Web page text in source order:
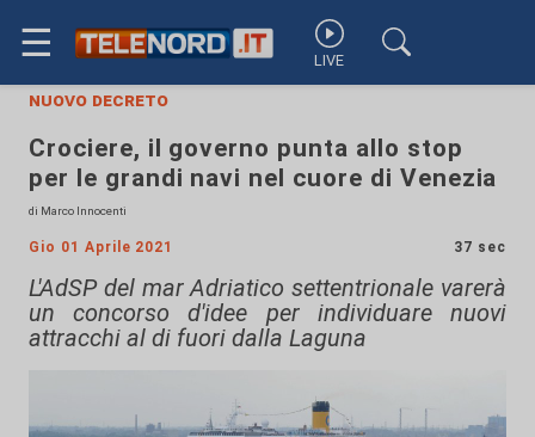
☰ LIVE
nuovo decreto
Crociere, il governo punta allo stop
per le grandi navi nel cuore di Venezia
di Marco Innocenti
Gio 01 Aprile 2021 37 sec
L'AdSP del mar Adriatico settentrionale varerà
un concorso d'idee per individuare nuovi
attracchi al di fuori dalla Laguna